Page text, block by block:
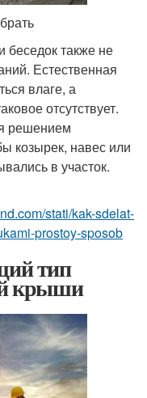
также не
Естественная
влаге, а
отсутствует.
решением
козырек, навес или
в участок.
stati/kak-sdelat-
prostoy-sposob
тип
крыши